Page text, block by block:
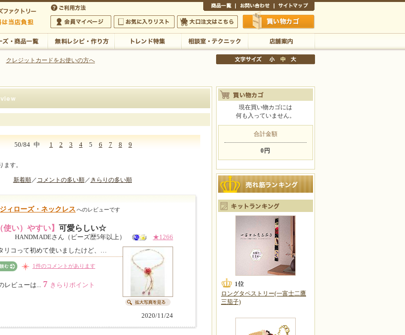
専門店
ファクトリー 5,000円以上のご注文で送料は当店が負担いたします
ご注文で送料は当店が負担いたします
会員マイページ
お気に入りリスト 大口注文はこちら 買い物かご
店舗案内
クレジットカードをお使いの方へ
50/84 中 1 2 3 45 6 7 8 9
ます。
新着順／ コメントの多い順／ きらりの多い順
ィローズ・ネックレス へのレビューです
使い）やすい】 可愛らしい☆
HANDMADEさん（ビーズ歴5年以上）
★1266
リコって初めて使いましたけど、…
1件のコメントがあります
レビューは... 7 きらりポイント
2020/11/24
現在買い物カゴには
何も入っていません。
合計金額
0円
ロングタペストリー(一富士二鷹
三茄子)